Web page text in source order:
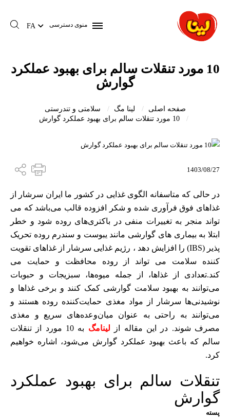
منوی دسترسی FA
10 مورد تنقلات سالم برای بهبود عملکرد
گوارش
صفحه اصلی لینا مگ
سلامتی و تندرستی
10 مورد تنقلات سالم برای بهبود عملکرد گوارش
1403/08/27
در حالی که متاسفانه الگوی غذایی در کشور ما ایران سرشار از
غذاهای فوق فرآوری شده و شکر افزوده قالب می‌باشد که می
تواند منجر به تغییرات منفی در باکتری‌های روده شود و خطر
ابتلا به بیماری های گوارشی مانند یبوست و سندرم روده تحریک
پذیر (IBS) را افزایش دهد ، رژیم غذایی سرشار از غذاهای تقویت
کننده سلامت می تواند از روده محافظت و حمایت می
کند.تعدادی از غذاها، از جمله میوه‌ها، سبزیجات و حبوبات
می‌توانند به بهبود سلامت گوارشی کمک کنند و برخی غذاها و
نوشیدنی‌ها سرشار از مواد مغذی حمایت‌کننده روده هستند و
می‌توانند به راحتی به عنوان میان‌وعده‌های سریع و مغذی
مصرف شوند. در این مقاله از
لینامگ
به 10 مورد از تنقلات
سالم که باعث بهبود عملکرد گوارش می‌شود، اشاره خواهیم
کرد.
تنقلات سالم برای بهبود عملکرد
گوارش
پسته